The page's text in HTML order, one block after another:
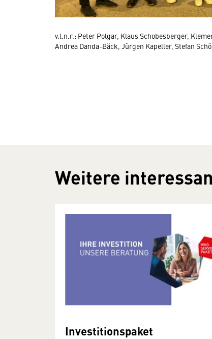
v.l.n.r.: Peter Polgar, Klaus Schobesberger,
Andrea Danda-Bäck, Jürgen Kapeller, Stefan
Weitere
Investitionspaket